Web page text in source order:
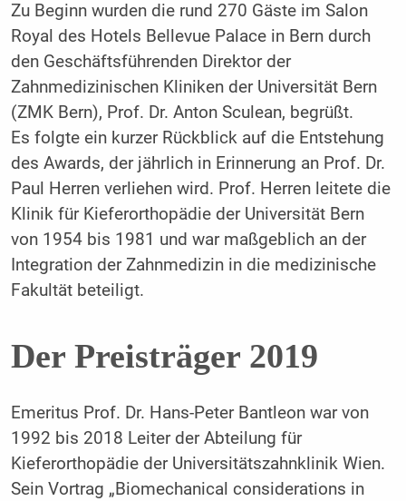
Zu Beginn wurden die rund 270 Gäste im Salon
Royal des Hotels Bellevue Palace in Bern durch
den Geschäftsführenden Direktor der
Zahnmedizinischen Kliniken der Universität Bern
(ZMK Bern), Prof. Dr. Anton Sculean, begrüßt.
Es folgte ein kurzer Rückblick auf die Entstehung
des Awards, der jährlich in Erinnerung an Prof. Dr.
Paul Herren verliehen wird. Prof. Herren leitete die
Klinik für Kieferorthopädie der Universität Bern
von 1954 bis 1981 und war maßgeblich an der
Integration der Zahnmedizin in die medizinische
Fakultät beteiligt.
Der Preisträger 2019
Emeritus Prof. Dr. Hans-Peter Bantleon war von
1992 bis 2018 Leiter der Abteilung für
Kieferorthopädie der Universitätszahnklinik Wien.
Sein Vortrag „Biomechanical considerations in